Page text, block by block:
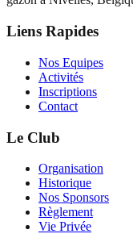
Liens Rapides
Nos Equipes
Activités
Inscriptions
Contact
Le Club
Organisation
Historique
Nos Sponsors
Règlement
Vie Privée